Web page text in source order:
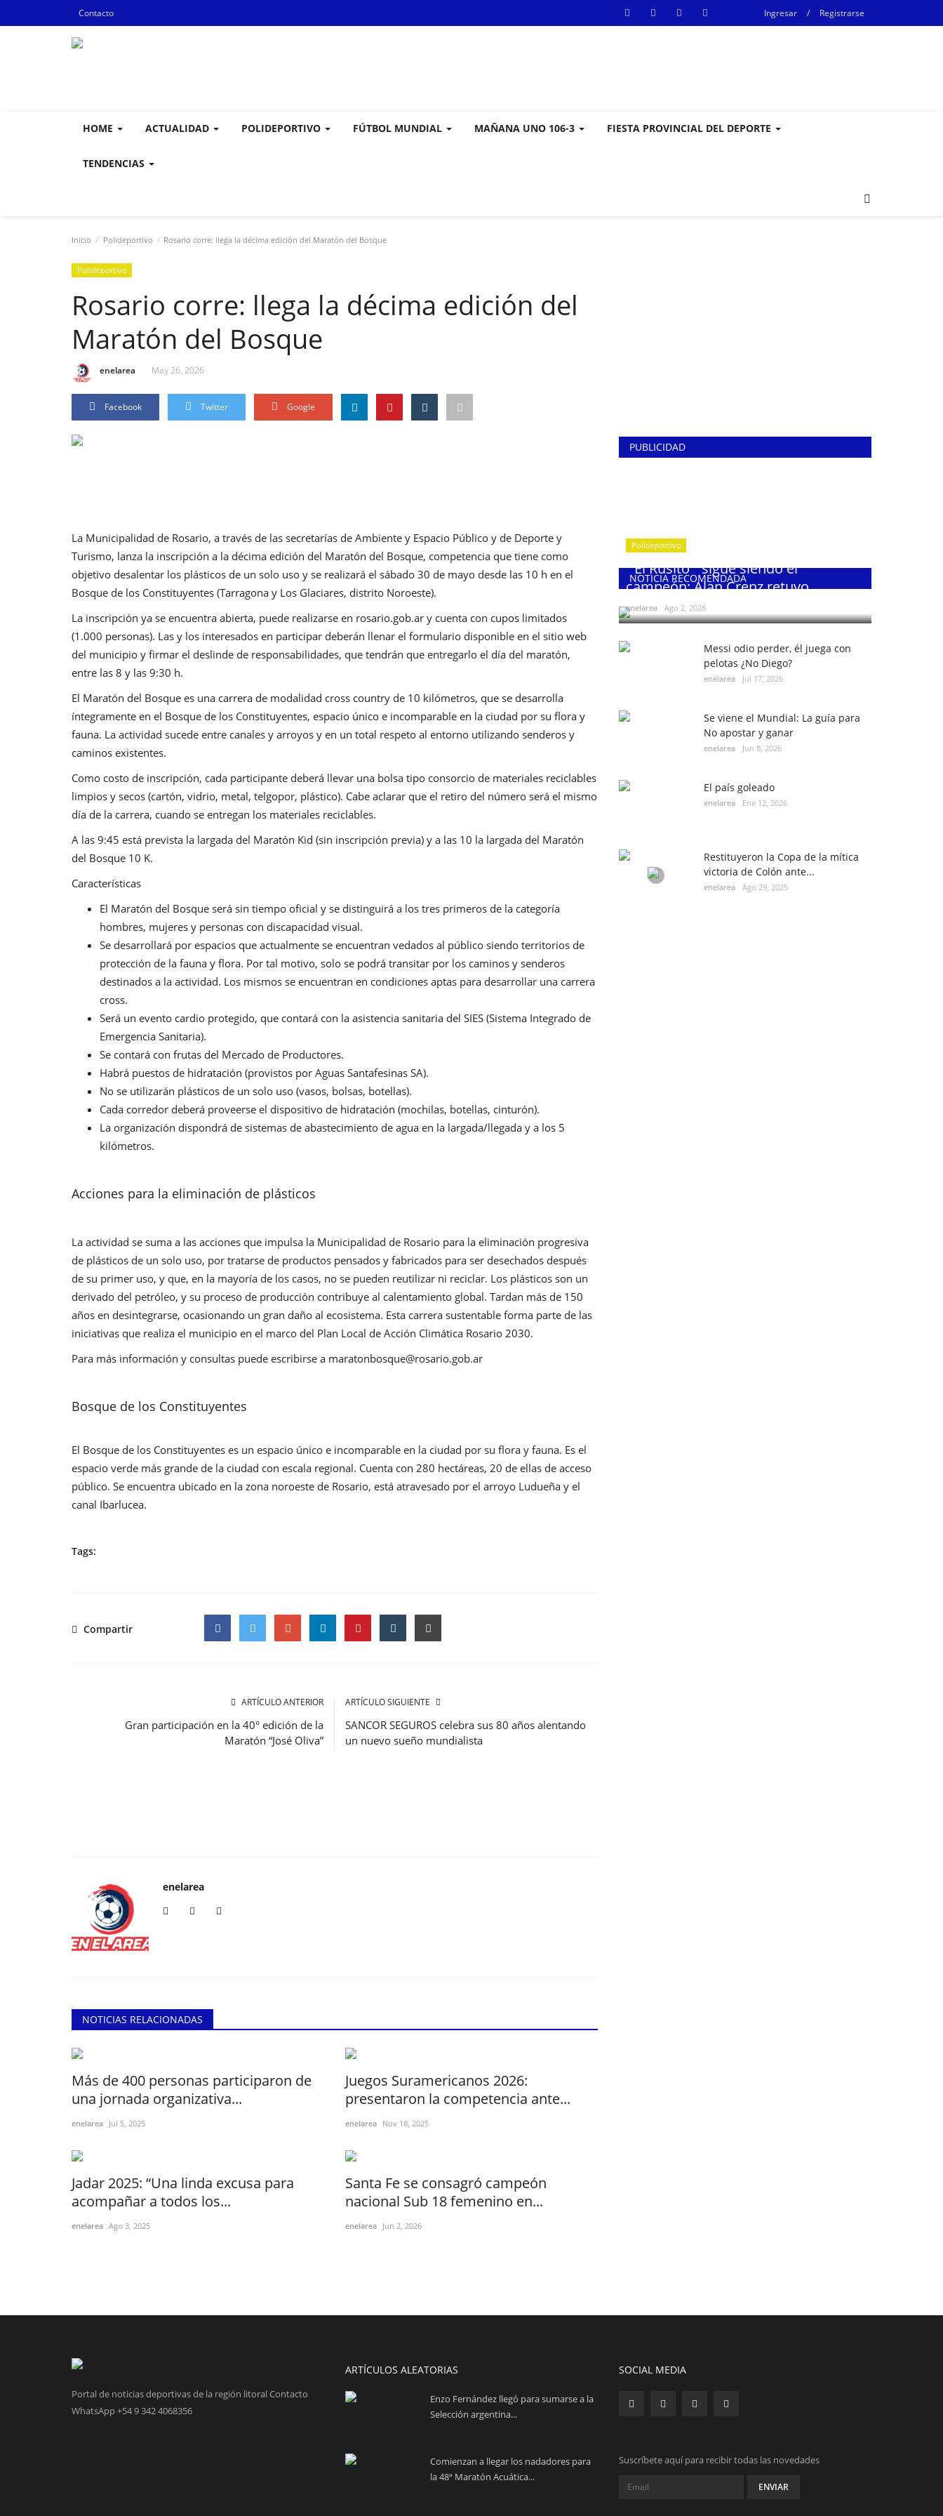
Contacto Ingresar / Registrarse
HOME ACTUALIDAD POLIDEPORTIVO FÚTBOL MUNDIAL MAÑANA UNO 106-3 FIESTA PROVINCIAL DEL DEPORTE
TENDENCIAS
Inicio Polideportivo Rosario corre: llega la décima edición del Maratón del Bosque
Polideportivo
Rosario corre: llega la décima edición del
Maratón del Bosque
enelarea May 26, 2026
Facebook Twitter Google
La Municipalidad de Rosario, a través de las secretarías de Ambiente y Espacio Público y de Deporte y
Turismo, lanza la inscripción a la décima edición del Maratón del Bosque, competencia que tiene como
objetivo desalentar los plásticos de un solo uso y se realizará el sábado 30 de mayo desde las 10 h en el
Bosque de los Constituyentes (Tarragona y Los Glaciares, distrito Noroeste).
La inscripción ya se encuentra abierta, puede realizarse en rosario.gob.ar y cuenta con cupos limitados
(1.000 personas). Las y los interesados en participar deberán llenar el formulario disponible en el sitio web
del municipio y firmar el deslinde de responsabilidades, que tendrán que entregarlo el día del maratón,
entre las 8 y las 9:30 h.
El Maratón del Bosque es una carrera de modalidad cross country de 10 kilómetros, que se desarrolla
íntegramente en el Bosque de los Constituyentes, espacio único e incomparable en la ciudad por su flora y
fauna. La actividad sucede entre canales y arroyos y en un total respeto al entorno utilizando senderos y
caminos existentes.
Como costo de inscripción, cada participante deberá llevar una bolsa tipo consorcio de materiales reciclables
limpios y secos (cartón, vidrio, metal, telgopor, plástico). Cabe aclarar que el retiro del número será el mismo
día de la carrera, cuando se entregan los materiales reciclables.
A las 9:45 está prevista la largada del Maratón Kid (sin inscripción previa) y a las 10 la largada del Maratón
del Bosque 10 K.
Características
El Maratón del Bosque será sin tiempo oficial y se distinguirá a los tres primeros de la categoría
hombres, mujeres y personas con discapacidad visual.
Se desarrollará por espacios que actualmente se encuentran vedados al público siendo territorios de
protección de la fauna y flora. Por tal motivo, solo se podrá transitar por los caminos y senderos
destinados a la actividad. Los mismos se encuentran en condiciones aptas para desarrollar una carrera
cross.
Será un evento cardio protegido, que contará con la asistencia sanitaria del SIES (Sistema Integrado de
Emergencia Sanitaria).
Se contará con frutas del Mercado de Productores.
Habrá puestos de hidratación (provistos por Aguas Santafesinas SA).
No se utilizarán plásticos de un solo uso (vasos, bolsas, botellas).
Cada corredor deberá proveerse el dispositivo de hidratación (mochilas, botellas, cinturón).
La organización dispondrá de sistemas de abastecimiento de agua en la largada/llegada y a los 5
kilómetros.
Acciones para la eliminación de plásticos
La actividad se suma a las acciones que impulsa la Municipalidad de Rosario para la eliminación progresiva
de plásticos de un solo uso, por tratarse de productos pensados y fabricados para ser desechados después
de su primer uso, y que, en la mayoría de los casos, no se pueden reutilizar ni reciclar. Los plásticos son un
derivado del petróleo, y su proceso de producción contribuye al calentamiento global. Tardan más de 150
años en desintegrarse, ocasionando un gran daño al ecosistema. Esta carrera sustentable forma parte de las
iniciativas que realiza el municipio en el marco del Plan Local de Acción Climática Rosario 2030.
Para más información y consultas puede escribirse a maratonbosque@rosario.gob.ar
Bosque de los Constituyentes
El Bosque de los Constituyentes es un espacio único e incomparable en la ciudad por su flora y fauna. Es el
espacio verde más grande de la ciudad con escala regional. Cuenta con 280 hectáreas, 20 de ellas de acceso
público. Se encuentra ubicado en la zona noroeste de Rosario, está atravesado por el arroyo Ludueña y el
canal Ibarlucea.
Tags:
Compartir
ARTÍCULO ANTERIOR
Gran participación en la 40° edición de la
Maratón “José Oliva”
ARTÍCULO SIGUIENTE
SANCOR SEGUROS celebra sus 80 años alentando
un nuevo sueño mundialista
enelarea
NOTICIAS RELACIONADAS
Más de 400 personas participaron de
una jornada organizativa...
enelarea Jul 5, 2025
Juegos Suramericanos 2026:
presentaron la competencia ante...
enelarea Nov 18, 2025
Jadar 2025: “Una linda excusa para
acompañar a todos los...
enelarea Ago 3, 2025
Santa Fe se consagró campeón
nacional Sub 18 femenino en...
enelarea Jun 2, 2026
PUBLICIDAD
NOTICIA RECOMENDADA
Polideportivo
¨El Rusito¨ sigue siendo el
campeón: Alan Crenz retuvo...
enelarea Ago 2, 2026
Messi odio perder, él juega con
pelotas ¿No Diego?
enelarea Jul 17, 2026
Se viene el Mundial: La guía para
No apostar y ganar
enelarea Jun 8, 2026
El país goleado
enelarea Ene 12, 2026
Restituyeron la Copa de la mítica
victoria de Colón ante...
enelarea Ago 29, 2025
Portal de noticias deportivas de la región litoral Contacto
WhatsApp +54 9 342 4068356
ARTÍCULOS ALEATORIAS
Enzo Fernández llegó para sumarse a la
Selección argentina...
Comienzan a llegar los nadadores para
la 48ª Maratón Acuática...
SOCIAL MEDIA
Suscríbete aquí para recibir todas las novedades